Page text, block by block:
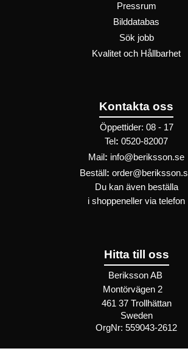
Pressrum
Bilddatabas
Sök jobb
Kvalitet och Hållbarhet
Kontakta oss
Öppettider: 08 - 17
Tel : 0520-82007
Mail : info@beriksson.se
Beställ :
Du kan även beställa
i shoppeneller via telefon
Hitta till oss
Beriksson AB
Montörvägen 2
461 37 Trollhättan
Sweden
OrgNr: 559043-2612